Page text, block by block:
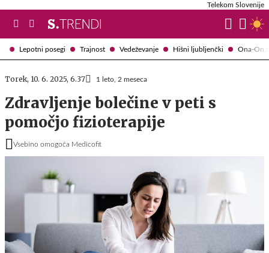
Lepotni posegi Trajnost Vedeževanje Hišni ljubljenčki Ona-
Telekom Slovenije
Torek, 10. 6. 2025, 6.37 1 leto, 2 meseca
Zdravljenje bolečine v peti s
pomočjo fizioterapije
Vsebino omogoča Medicofit